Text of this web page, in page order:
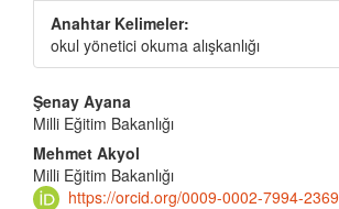
Anahtar Kelimeler:
okul yönetici okuma alışkanlığı
Main
Article
Content
Şenay Ayana
Milli Eğitim Bakanlığı
Mehmet Akyol
Milli Eğitim Bakanlığı
https://orcid.org/0009-0002-7994-2369